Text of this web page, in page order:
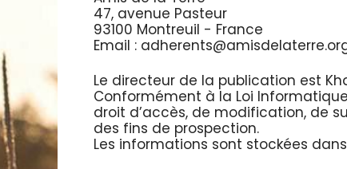
47, avenue Pasteur
93100 Montreuil - France
Email :
Le directeur de la publication est
Conformément à la Loi
droit d’accès, de modification, de
des fins de prospection.
Les informations sont stockées